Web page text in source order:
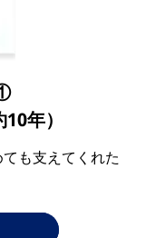
年）
も支えてくれた